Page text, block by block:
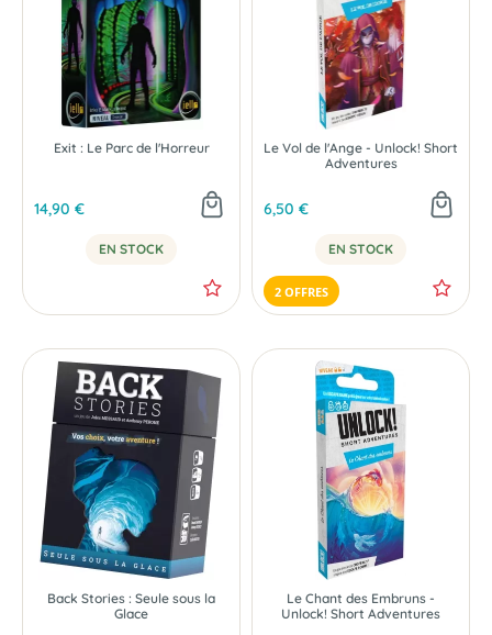
Exit : Le Parc de l'Horreur
14,90 €
EN STOCK
Le Vol de l'Ange - Unlock! Short
Adventures
6,50 €
EN STOCK
2 OFFRES
Back Stories : Seule sous la
Glace
Le Chant des Embruns -
Unlock! Short Adventures